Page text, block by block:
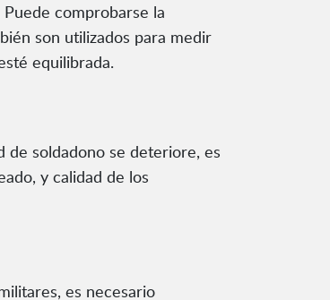
comprobarse la
son utilizados para medir
equilibrada.
de soldadono se deteriore, es
y calidad de los
es necesario